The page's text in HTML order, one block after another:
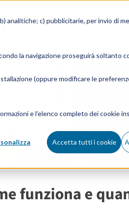
analitiche; c) pubblicitarie, per invio di
la navigazione proseguirà soltanto
(oppure modificare le
e l’elenco completo dei cookie
Accetta tutti i cookie
e quando farlo
funziona e